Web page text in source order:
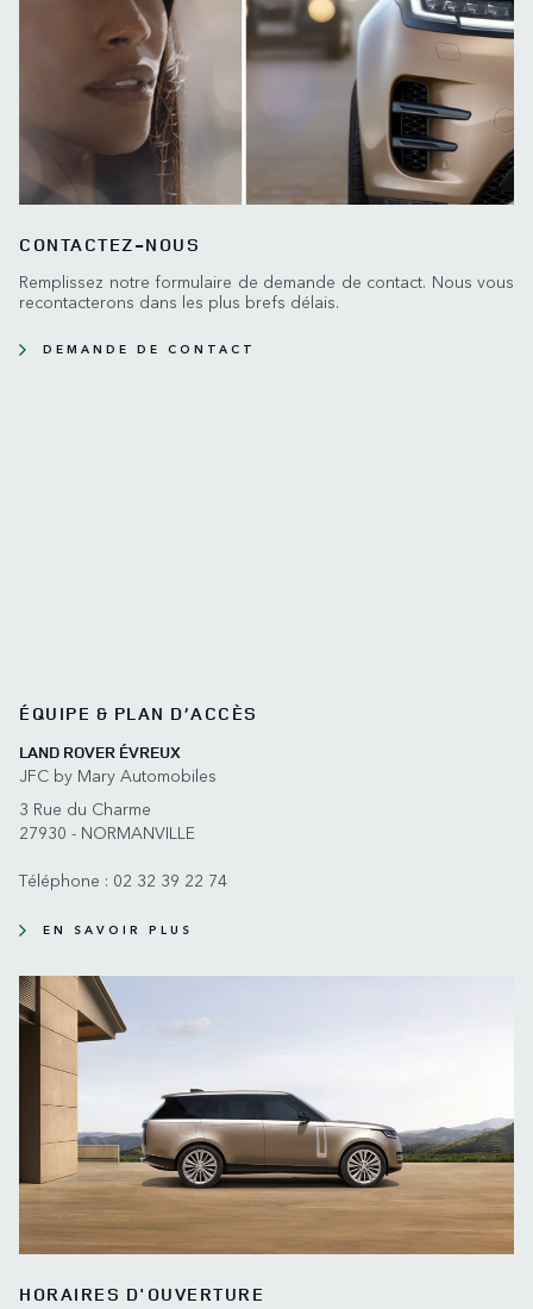
CONTACTEZ-NOUS
Remplissez notre formulaire de demande de contact. Nous vous
recontacterons dans les plus brefs délais.
DEMANDE DE CONTACT
ÉQUIPE & PLAN D’ACCÈS
LAND ROVER ÉVREUX
JFC by Mary Automobiles
3 Rue du Charme
27930 - NORMANVILLE
Téléphone : 02 32 39 22 74
EN SAVOIR PLUS
HORAIRES D'OUVERTURE